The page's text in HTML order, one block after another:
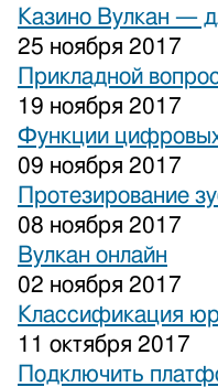
Казино Вулкан —
25 ноября 2017
Прикладной
19 ноября 2017
Функции
09 ноября 2017
Протезирование
08 ноября 2017
Вулкан онлайн
02 ноября 2017
Классификация
11 октября 2017
Подключить